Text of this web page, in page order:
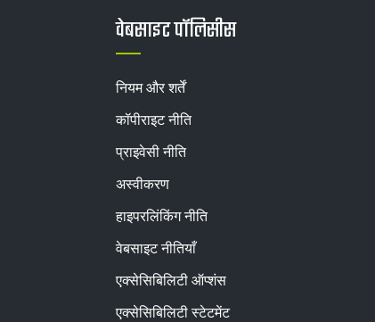
वेबसाइट पॉलिसीस
नियम और शर्तें
कॉपीराइट नीति
प्राइवेसी नीति
अस्वीकरण
हाइपरलिंकिंग नीति
वेबसाइट नीतियाँ
एक्सेसिबिलिटी ऑप्शंस
एक्सेसिबिलिटी स्टेटमेंट